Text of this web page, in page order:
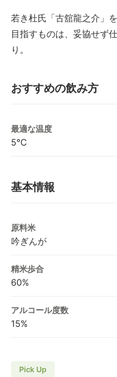
若き杜氏「古舘龍之介」
目指すものは、妥協せず
り。
おすすめの飲み方
最適な温度
5℃
基本情報
原料米
吟ぎんが
精米歩合
60%
アルコール度数
15%
Pick Up